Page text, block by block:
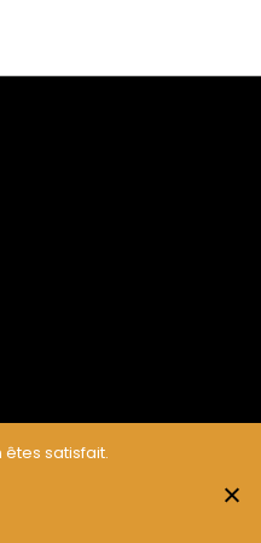
satisfait.